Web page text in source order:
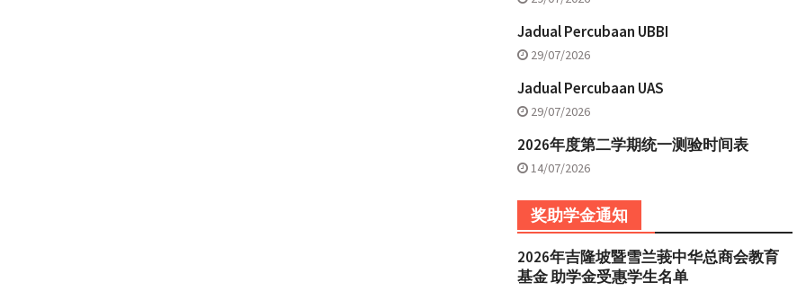
Jadual Percubaan UBBI
29/07/2026
Jadual Percubaan UAS
29/07/2026
2026年度第二学期统一测验时间表
14/07/2026
奖助学金通知
2026年吉隆坡暨雪兰莪中华总商会教育
基金 助学金受惠学生名单